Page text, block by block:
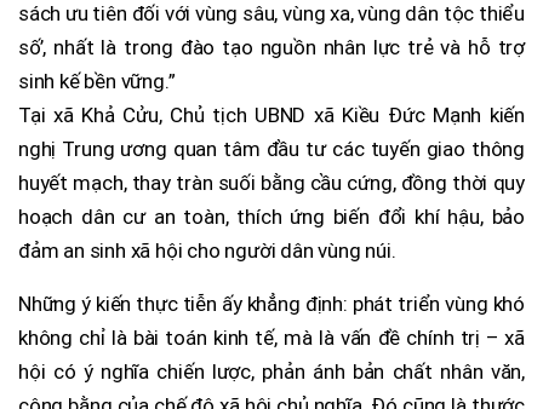
sách ưu tiên đối với vùng sâu, vùng xa, vùng dân tộc thiểu
số’, nhất là trong đào tạo nguồn nhân lực trẻ và hỗ trợ
sinh kế bền vững.”
Tại xã Khả Cửu, Chủ tịch UBND xã Kiều Đức Mạnh kiến
nghị Trung ương quan tâm đầu tư các tuyến giao thông
huyết mạch, thay tràn suối bằng cầu cứng, đồng thời quy
hoạch dân cư an toàn, thích ứng biến đổi khí hậu, bảo
đảm an sinh xã hội cho người dân vùng núi.
Những ý kiến thực tiễn ấy khẳng định: phát triển vùng khó
không chỉ là bài toán kinh tế, mà là vấn đề chính trị – xã
hội có ý nghĩa chiến lược, phản ánh bản chất nhân văn,